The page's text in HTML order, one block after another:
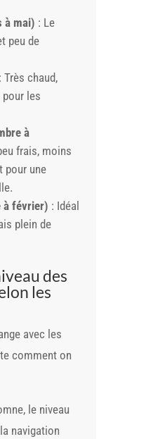
à mai) : Le
peu de
: Très chaud,
les
à
frais, moins
pour une
à février) : Idéal
plein de
des
les
avec les
comment on
le niveau
navigation